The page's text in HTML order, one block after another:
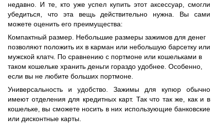
недавно. И те, кто уже успел купить этот аксессуар, смогли
убедиться, что эта вещь действительно нужна. Вы сами
можете оценить его преимущества:
Компактный размер. Небольшие размеры зажимов для денег
позволяют положить их в карман или небольшую барсетку или
мужской клатч. По сравнению с портмоне или кошельками в
таком кошельке хранить деньги гораздо удобнее. Особенно,
если вы не любите больших портмоне.
Универсальность и удобство. Зажимы для купюр обычно
имеют отделения для кредитных карт. Так что так же, как и в
кошельке, вы сможете носить в них использующие банковские
или дисконтные карты.